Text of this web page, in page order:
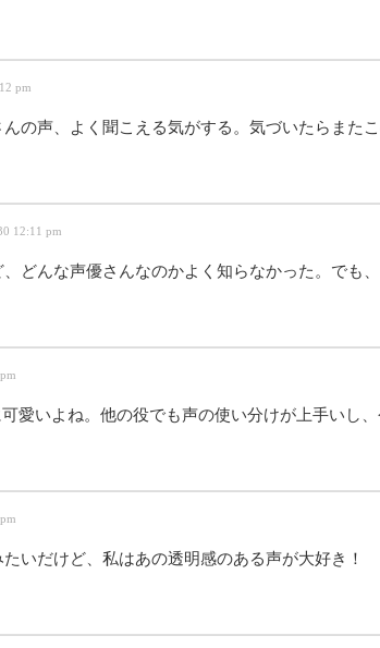
pm
の声、よく聞こえる気がする。気づいたらまた
12:11 pm
どんな声優さんなのかよく知らなかった。でも
愛いよね。他の役でも声の使い分けが上手いし、
いだけど、私はあの透明感のある声が大好き！